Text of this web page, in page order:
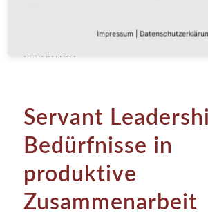
18. NOVEMBER 2025 / 0 KOMMENTARE
REDAKTION
Servant
Bedürfnisse in
produktive
Zusammenarbeit
Impressum